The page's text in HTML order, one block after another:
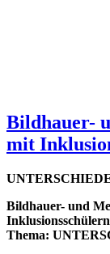
Bildhauer-
mit
Bildhauer- und
Thema: